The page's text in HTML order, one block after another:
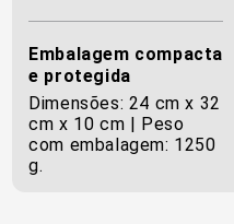
Embalagem compacta
e protegida
Dimensões: 24 cm x 32
cm x 10 cm | Peso
com embalagem: 1250
g.